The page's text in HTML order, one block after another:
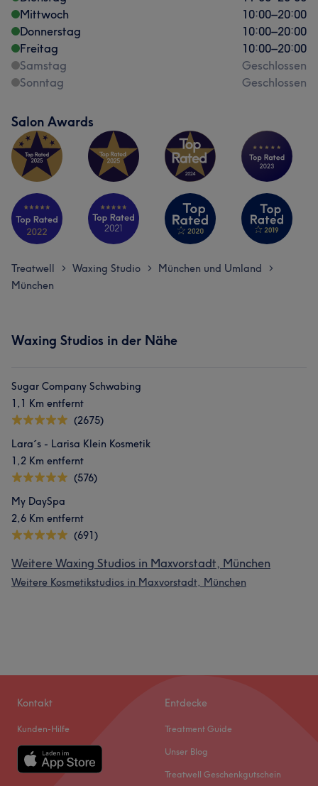
Mittwoch
10:00–20:00
Donnerstag
10:00–20:00
Freitag
10:00–20:00
Samstag
Geschlossen
Sonntag
Geschlossen
Salon Awards
Treatwell > Waxing Studio > München und Umland >
München
Waxing Studios in der Nähe
Sugar Company Schwabing
1,1 Km entfernt
(2675)
Lara´s - Larisa Klein Kosmetik
1,2 Km entfernt
(576)
My DaySpa
2,6 Km entfernt
(691)
Weitere Waxing Studios in Maxvorstadt, München
Weitere Kosmetikstudios in Maxvorstadt, München
Kontakt
Kunden-Hilfe
Entdecke
Treatment Guide
Unser Blog
Treatwell Geschenkgutschein